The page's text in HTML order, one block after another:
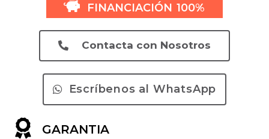
FINANCIACIÓN 100%
Contacta con Nosotros
Escríbenos al WhatsApp
GARANTIA